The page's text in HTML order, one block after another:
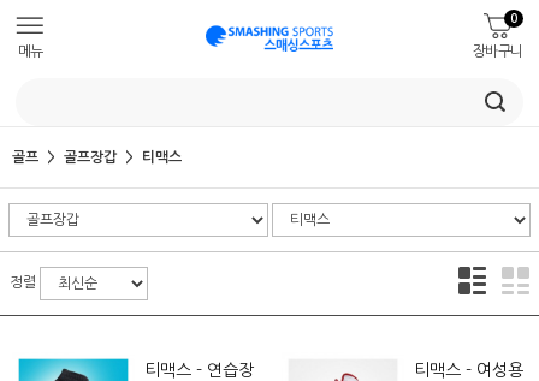
메뉴 장바구니
0
골프 골프장갑 티맥스
정렬
티맥스 - 연습장
티맥스 - 여성용